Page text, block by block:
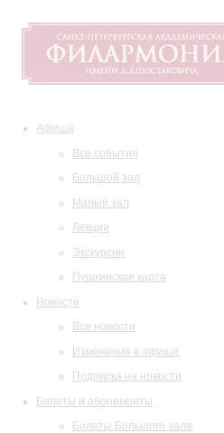
Афиша
Все события
Большой зал
Малый зал
Лекции
Экскурсии
Пушкинская карта
Новости
Все новости
Изменения в афише
Подписка на новости
Билеты и абонементы
Билеты Большого зала